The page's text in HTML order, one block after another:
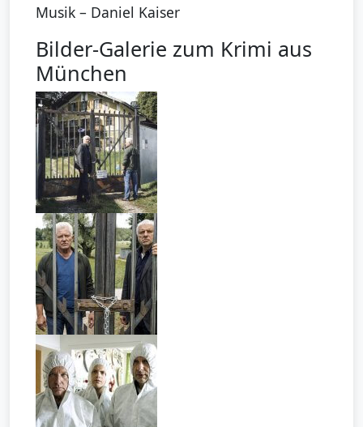
Musik – Daniel Kaiser
Bilder-Galerie zum Krimi aus
München